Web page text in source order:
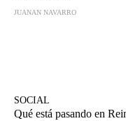
JUANAN NAVARRO
SOCIAL
Qué está pasando en